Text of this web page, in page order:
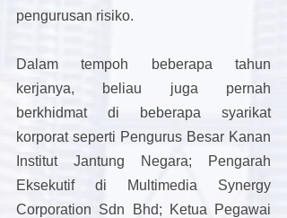
pengurusan risiko.
Dalam tempoh beberapa tahun
kerjanya, beliau juga pernah
berkhidmat di beberapa syarikat
korporat seperti Pengurus Besar Kanan
Institut Jantung Negara; Pengarah
Eksekutif di Multimedia Synergy
Corporation Sdn Bhd; Ketua Pegawai